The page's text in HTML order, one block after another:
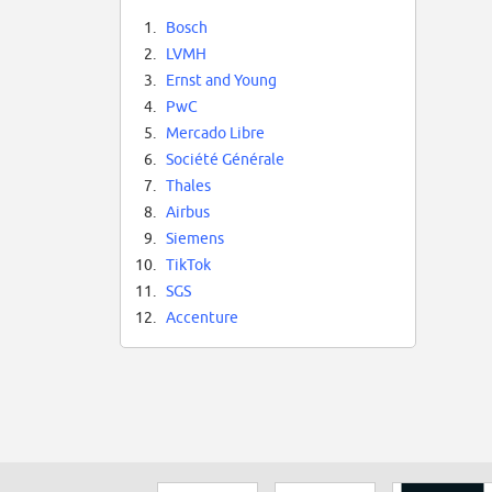
1.
Bosch
2.
LVMH
3.
Ernst and Young
4.
PwC
5.
Mercado Libre
6.
Société Générale
7.
Thales
8.
Airbus
9.
Siemens
10.
TikTok
11.
SGS
12.
Accenture